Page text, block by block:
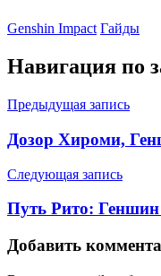
Genshin Impact Гайды
Навигация по
Предыдущая запись
Дозор Хироми,
Следующая запись
Путь Рито:
Добавить